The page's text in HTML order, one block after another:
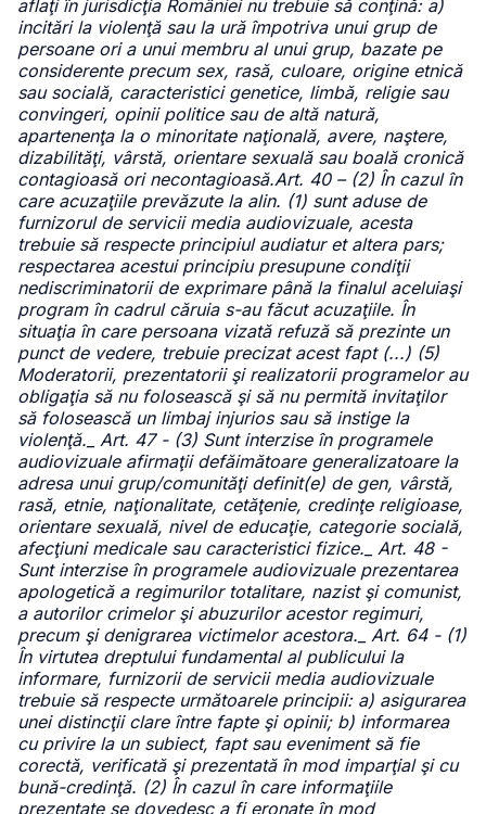
aflaţi în jurisdicţia României nu trebuie să conţină: a)
incitări la violenţă sau la ură împotriva unui grup de
persoane ori a unui membru al unui grup, bazate pe
considerente precum sex, rasă, culoare, origine etnică
sau socială, caracteristici genetice, limbă, religie sau
convingeri, opinii politice sau de altă natură,
apartenenţa la o minoritate naţională, avere, naştere,
dizabilităţi, vârstă, orientare sexuală sau boală cronică
contagioasă ori necontagioasă.Art. 40 – (2) În cazul în
care acuzaţiile prevăzute la alin. (1) sunt aduse de
furnizorul de servicii media audiovizuale, acesta
trebuie să respecte principiul audiatur et altera pars;
respectarea acestui principiu presupune condiţii
nediscriminatorii de exprimare până la finalul aceluiaşi
program în cadrul căruia s-au făcut acuzaţiile. În
situaţia în care persoana vizată refuză să prezinte un
punct de vedere, trebuie precizat acest fapt (...) (5)
Moderatorii, prezentatorii şi realizatorii programelor au
obligaţia să nu folosească şi să nu permită invitaţilor
să folosească un limbaj injurios sau să instige la
violenţă._ Art. 47 - (3) Sunt interzise în programele
audiovizuale afirmaţii defăimătoare generalizatoare la
adresa unui grup/comunităţi definit(e) de gen, vârstă,
rasă, etnie, naţionalitate, cetăţenie, credinţe religioase,
orientare sexuală, nivel de educaţie, categorie socială,
afecţiuni medicale sau caracteristici fizice._ Art. 48 -
Sunt interzise în programele audiovizuale prezentarea
apologetică a regimurilor totalitare, nazist şi comunist,
a autorilor crimelor şi abuzurilor acestor regimuri,
precum şi denigrarea victimelor acestora._ Art. 64 - (1)
În virtutea dreptului fundamental al publicului la
informare, furnizorii de servicii media audiovizuale
trebuie să respecte următoarele principii: a) asigurarea
unei distincţii clare între fapte şi opinii; b) informarea
cu privire la un subiect, fapt sau eveniment să fie
corectă, verificată şi prezentată în mod imparţial şi cu
bună-credinţă. (2) În cazul în care informaţiile
prezentate se dovedesc a fi eronate în mod